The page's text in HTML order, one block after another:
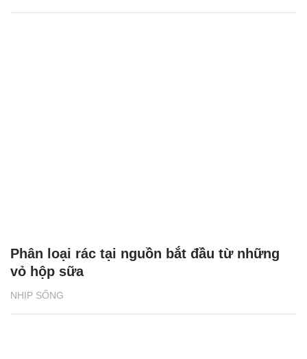
NHỊP SỐNG
Phân loại rác tại nguồn bắt đầu từ những
vỏ hộp sữa